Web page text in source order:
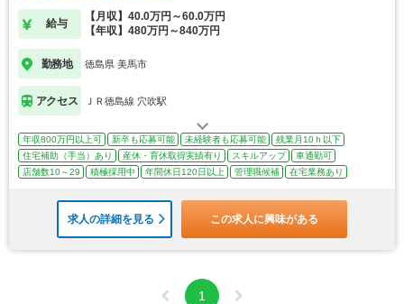
給与
【月収】40.0万円～60.0万円
【年収】480万円～840万円
勤務地 徳島県 美馬市
アクセス ＪＲ徳島線 穴吹駅
年収800万円以上可 新卒も応募可能 未経験者も応募可能
残業月10ｈ以下
住宅補助（手当）あり
産休・育休取得実績有り スキルアップ
車通勤可
店舗数10～29
積極採用中 年間休日120日以上 管理職候補 在宅業務あり
求人の詳細を見る この求人に興味がある
1